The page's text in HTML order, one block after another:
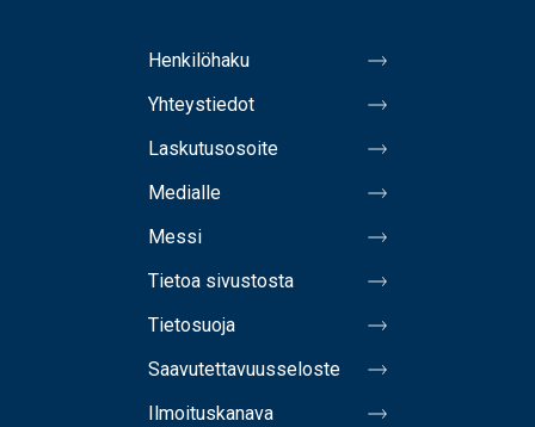
Henkilöhaku
Yhteystiedot
Laskutusosoite
Medialle
Messi
Tietoa sivustosta
Tietosuoja
Saavutettavuusseloste
Ilmoituskanava